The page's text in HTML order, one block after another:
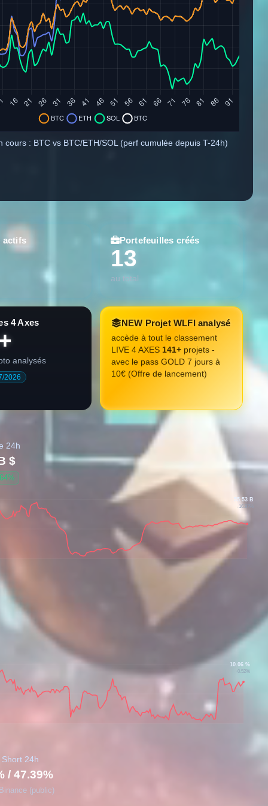
cours : BTC vs BTC/ETH/SOL (perf cumulée depuis T-24h)
actifs Portefeuilles créés
13
au total
4 Axes
analysés
2026
NEW Projet WLFI analysé
accède à tout le classement
LIVE 4 AXES 141+projets -
avec le pass GOLD 7 jours à
10€ (Offre de lancement)
24h
$
55.53 B
-16.97%
10.06 %
-0.52%
24h
/ 47.39%
(public)